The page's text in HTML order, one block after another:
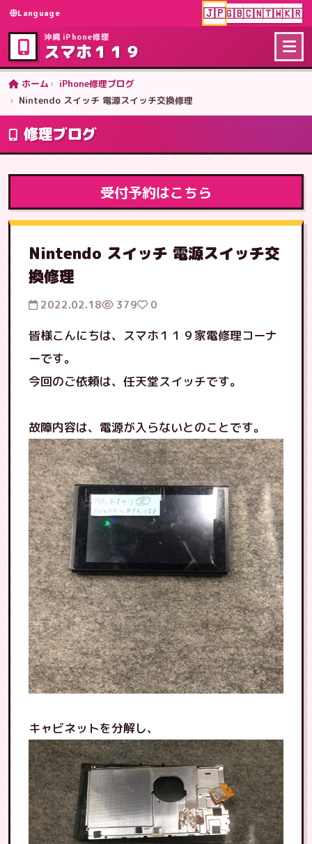
Language 🇯🇵🇬🇧🇨🇳🇹🇼🇰🇷
沖縄 iPhone修理
スマホ１１９
ホーム
iPhone修理ブログ
Nintendo スイッチ 電源スイッチ交換修理
修理ブログ
受付予約はこちら
Nintendo スイッチ 電源スイッチ交
換修理
2022.02.18 379 0
皆様こんにちは、スマホ１１９家電修理コーナ
ーです。
今回のご依頼は、任天堂スイッチです。
故障内容は、電源が入らないとのことです。
キャビネットを分解し、